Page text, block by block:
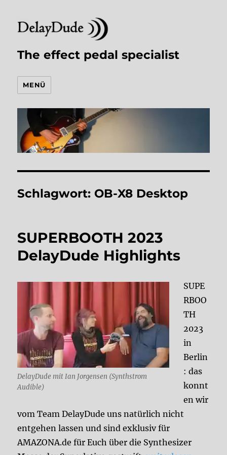
The effect pedal specialist
MENÜ
Schlagwort: OB-X8 Desktop
SUPERBOOTH 2023
DelayDude Highlights
DelayDude mit Ian Jorgensen (Synthstrom
Audible)
SUPE
RBOO
TH
2023
in
Berlin
: das
konnt
en wir
vom Team DelayDude uns natürlich nicht
entgehen lassen und sind exklusiv für
AMAZONA.de für Euch über die Synthesizer